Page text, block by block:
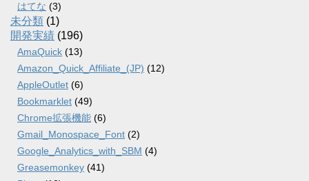
はてな (3)
未分類 (1)
開発実績 (196)
AmaQuick (13)
Amazon_Quick_Affiliate_(JP) (12)
AppleOutlet (6)
Bookmarklet (49)
Chrome拡張機能 (6)
Gmail_Monospace_Font (2)
Google_Analytics_with_SBM (4)
Greasemonkey (41)